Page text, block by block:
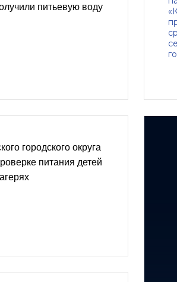
питьевую воду
городского округа
питания детей